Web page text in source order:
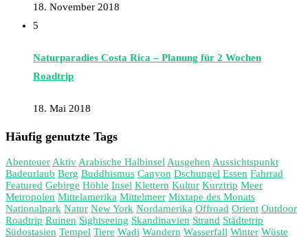
18. November 2018
5
Naturparadies Costa Rica – Planung für 2 Wochen
Roadtrip
18. Mai 2018
Häufig genutzte Tags
Abenteuer Aktiv Arabische Halbinsel Ausgehen Aussichtspunkt
Badeurlaub Berg Buddhismus Canyon Dschungel Essen Fahrrad
Featured Gebirge Höhle Insel Klettern Kultur Kurztrip Meer
Metropolen Mittelamerika Mittelmeer Mixtape des Monats
Nationalpark Natur New York Nordamerika Offroad Orient Outdoor
Roadtrip Ruinen Sightseeing Skandinavien Strand Städtetrip
Südostasien Tempel Tiere Wadi Wandern Wasserfall Winter Wüste